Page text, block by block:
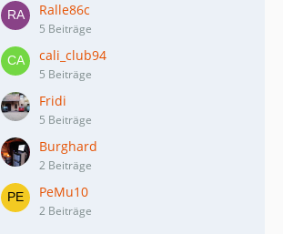
Ralle86c
5 Beiträge
cali_club94
5 Beiträge
Fridi
5 Beiträge
Burghard
2 Beiträge
PeMu10
2 Beiträge